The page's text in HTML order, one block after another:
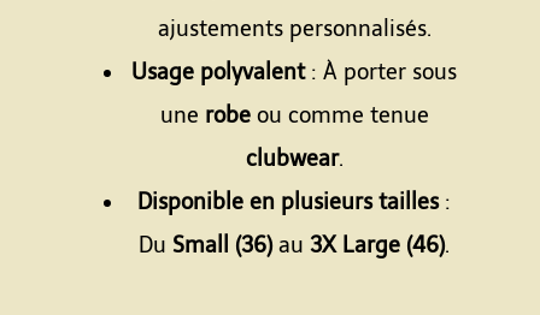
ajustements personnalisés.
Usage polyvalent: À porter sous
une robeou comme tenue
clubwear.
Disponible en plusieurs tailles:
Du Small (36)au 3X Large (46).